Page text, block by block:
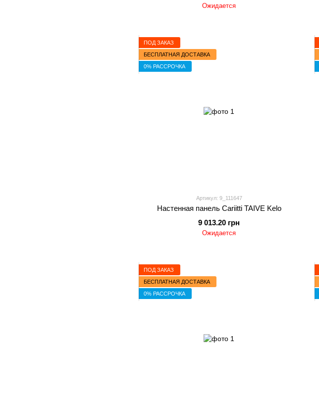
Ожидается
ПОД ЗАКАЗ
БЕСПЛАТНАЯ ДОСТАВКА
0% РАССРОЧКА
Артикул: 9_111647
Настенная панель Cariitti TAIVE Kelo
9 013.20 грн
Ожидается
ПОД ЗАКАЗ
БЕСПЛАТНАЯ ДОСТАВКА
0% РАССРОЧКА